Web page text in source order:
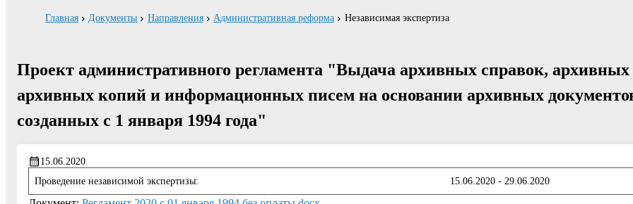
Главная Документы Направления Административная реформа Независимая экспертиза
Проект административного регламента "Выдача архивных справок,
архивных копий и информационных писем на основании архивных
созданных с 1 января 1994 года"
15.06.2020
Проведение независимой экспертизы:
15.06.2020 - 29.06.2020